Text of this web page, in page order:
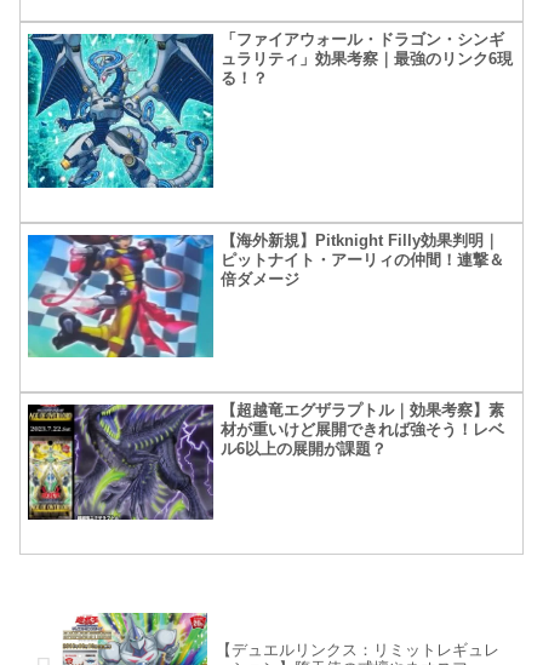
「ファイアウォール・ドラゴン・シンギ
ュラリティ」効果考察｜最強のリンク6現
る！？
【海外新規】Pitknight Filly効果判明｜
ピットナイト・アーリィの仲間！連撃＆
倍ダメージ
【超越竜エグザラプトル｜効果考察】素
材が重いけど展開できれば強そう！レベ
ル6以上の展開が課題？
【デュエルリンクス：リミットレギュレ